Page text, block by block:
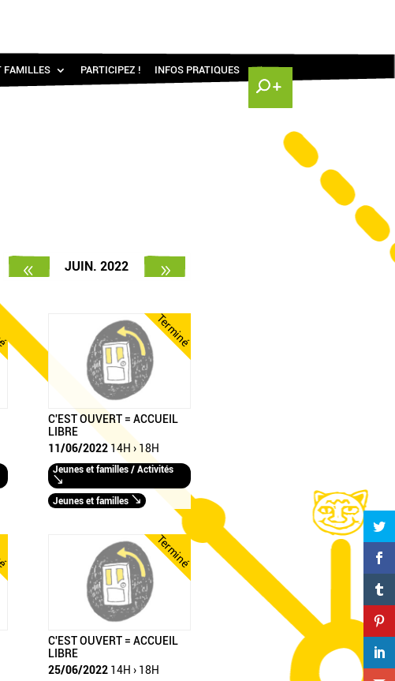
FAMILLES PARTICIPEZ ! INFOS PRATIQUES
JUIN. 2022
Terminé
C'EST OUVERT = ACCUEIL
LIBRE
11/06/2022 14H › 18H
Jeunes et familles / Activités
Jeunes et familles
Terminé
C'EST OUVERT = ACCUEIL
LIBRE
25/06/2022 14H › 18H